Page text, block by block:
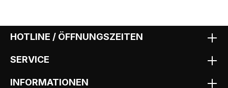
HOTLINE / ÖFFNUNGSZEITEN
SERVICE
INFORMATIONEN